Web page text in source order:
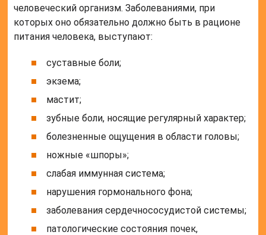
человеческий организм. Заболеваниями, при
которых оно обязательно должно быть в рационе
питания человека, выступают:
суставные боли;
экзема;
мастит;
зубные боли, носящие регулярный характер;
болезненные ощущения в области головы;
ножные «шпоры»;
слабая иммунная система;
нарушения гормонального фона;
заболевания сердечнососудистой системы;
патологические состояния почек,